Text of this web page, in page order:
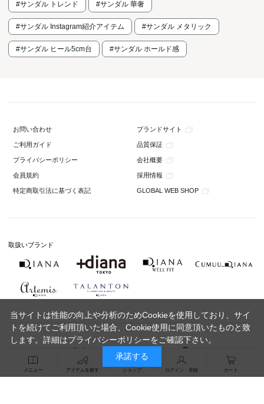
#サンダル トレンド #サンダル 華奢
#サンダル Instagram紹介アイテム #サンダル メタリック
#サンダル ヒール5cm台 #サンダル ホールド感
お問い合わせ ブランドサイト
ご利用ガイド 品質保証
プライバシーポリシー 会社概要
会員規約 採用情報
特定商取引法に基づく表記 GLOBAL WEB SHOP
取扱いブランド
メニュー アイテムを探す ショップ ログイン・登録 カート
当サイトは性能の向上や分析のためCookieを使用しており、サイ
トを続けてご利用頂いた場合、Cookie使用に同意頂いたものと致
します。詳細はプライバシーポリシーをご確認下さい。
承諾する